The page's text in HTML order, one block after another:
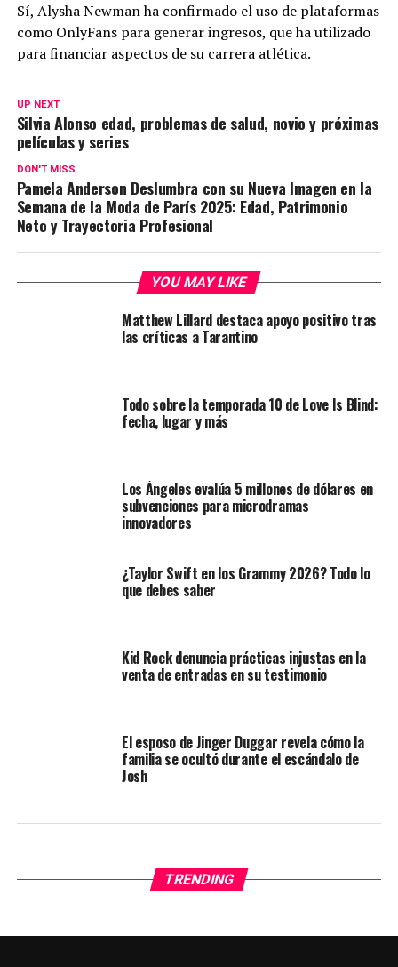
Sí, Alysha Newman ha confirmado el uso de plataformas
como OnlyFans para generar ingresos, que ha utilizado
para financiar aspectos de su carrera atlética.
UP NEXT
Silvia Alonso edad, problemas de salud, novio y próximas
películas y series
DON'T MISS
Pamela Anderson Deslumbra con su Nueva Imagen en la
Semana de la Moda de París 2025: Edad, Patrimonio
Neto y Trayectoria Profesional
YOU MAY LIKE
Matthew Lillard destaca apoyo positivo tras
las críticas a Tarantino
Todo sobre la temporada 10 de Love Is Blind:
fecha, lugar y más
Los Ángeles evalúa 5 millones de dólares en
subvenciones para microdramas
innovadores
¿Taylor Swift en los Grammy 2026? Todo lo
que debes saber
Kid Rock denuncia prácticas injustas en la
venta de entradas en su testimonio
El esposo de Jinger Duggar revela cómo la
familia se ocultó durante el escándalo de
Josh
TRENDING